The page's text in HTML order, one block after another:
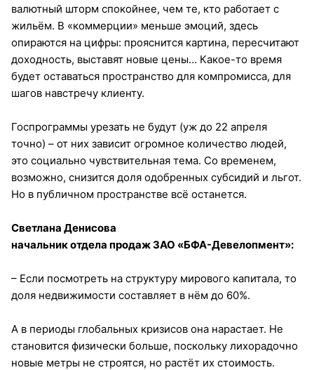
валютный шторм спокойнее, чем те, кто работает с
жильём. В «коммерции» меньше эмоций, здесь
опираются на цифры: прояснится картина, пересчитают
доходность, выставят новые цены… Какое-то время
будет оставаться пространство для компромисса, для
шагов навстречу клиенту.
Госпрограммы урезать не будут (уж до 22 апреля
точно) – от них зависит огромное количество людей,
это социально чувствительная тема. Со временем,
возможно, снизится доля одобренных субсидий и льгот.
Но в публичном пространстве всё останется.
Светлана Денисова
начальник отдела продаж ЗАО «БФА-Девелопмент»:
– Если посмотреть на структуру мирового капитала, то
доля недвижимости составляет в нём до 60%.
А в периоды глобальных кризисов она нарастает. Не
становится физически больше, поскольку лихорадочно
новые метры не строятся, но растёт их стоимость.